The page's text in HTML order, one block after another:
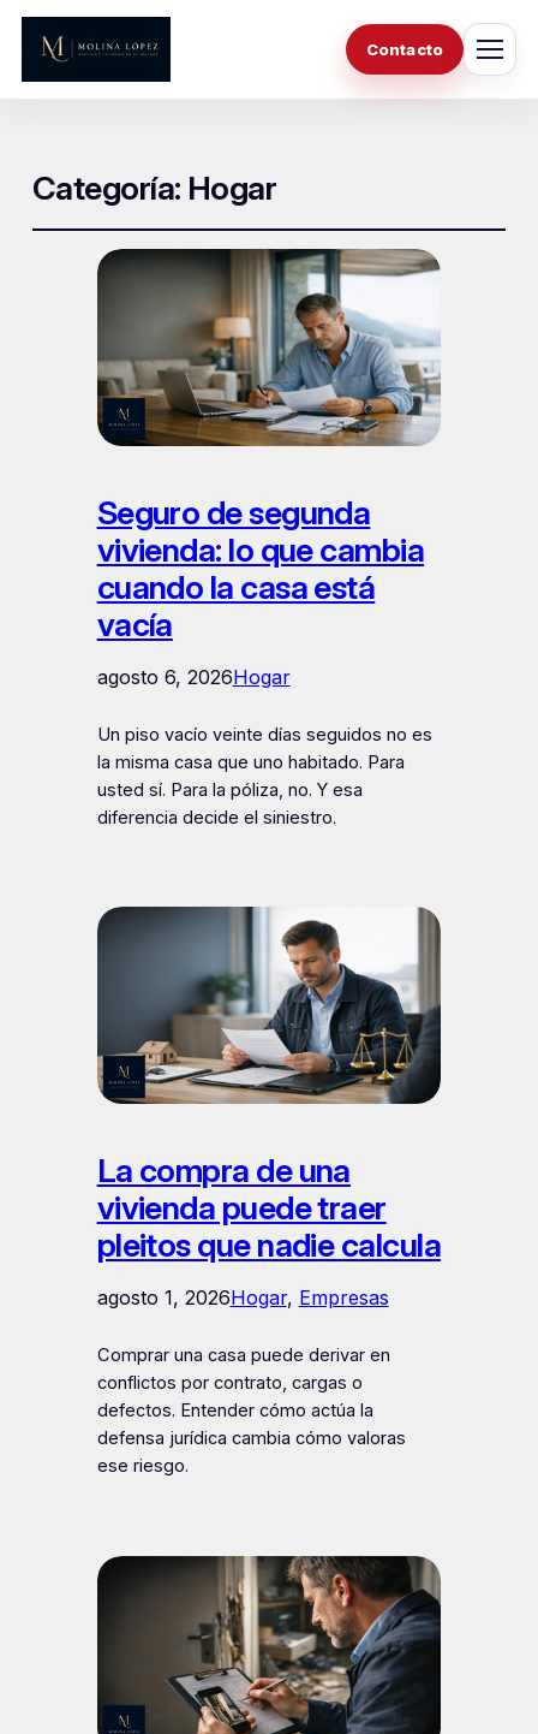
Contacto
Categoría: Hogar
Seguro de segunda
vivienda: lo que cambia
cuando la casa está
vacía
agosto 6, 2026Hogar
Un piso vacío veinte días seguidos no es
la misma casa que uno habitado. Para
usted sí. Para la póliza, no. Y esa
diferencia decide el siniestro.
La compra de una
vivienda puede traer
pleitos que nadie calcula
agosto 1, 2026Hogar, Empresas
Comprar una casa puede derivar en
conflictos por contrato, cargas o
defectos. Entender cómo actúa la
defensa jurídica cambia cómo valoras
ese riesgo.